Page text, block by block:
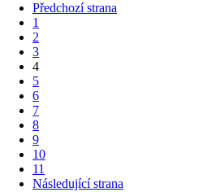
Předchozí strana
1
2
3
4
5
6
7
8
9
10
11
Následující strana